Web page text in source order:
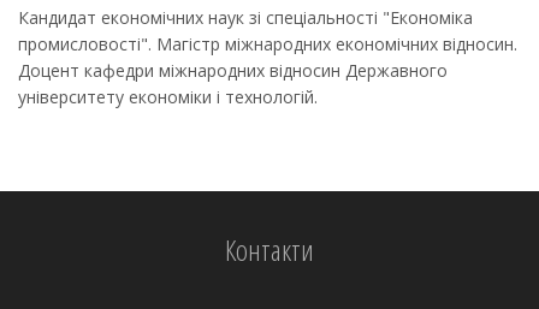
Кандидат економічних наук зі спеціальності "Економіка
промисловості". Магістр міжнародних економічних відносин.
Доцент кафедри міжнародних відносин Державного
університету економіки і технологій.
Контакти